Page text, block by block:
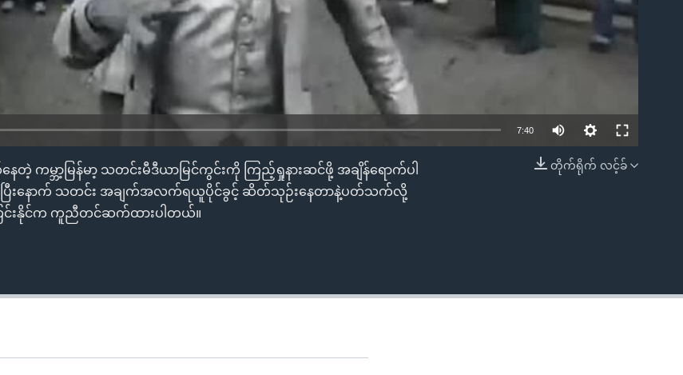
EMBED
7:40
တိုက်ရိုက် လင့်ခ်
ကမ္ဘာ့မြန်မာ့ သတင်းမီဒီယာမြင်ကွင်းကို ကြည့်ရှုနားဆင်ဖို့ အချိန်ရောက်ပါ
မ်းပြီးနောက် သတင်း အချက်အလက်ရယူပိုင်ခွင့် ဆိတ်သုဉ်းနေတာနဲ့ပတ်သက်လို့
ြင်းနိုင်က ကူညီတင်ဆက်ထားပါတယ်။